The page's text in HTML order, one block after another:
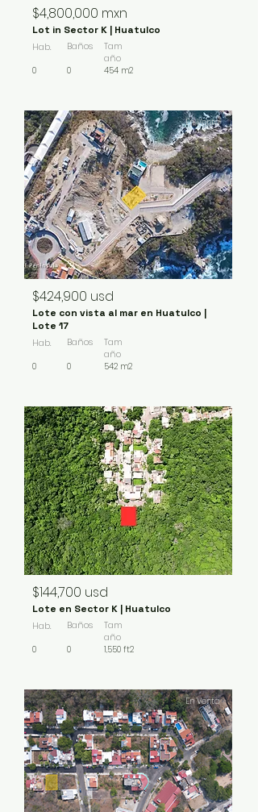
$4,800,000 mxn
Lot in Sector K | Huatulco
Hab.
0
Baños
0
Tam
año
454 m2
En Venta
$424,900 usd
Lote con vista al mar en Huatulco |
Lote 17
Hab.
0
Baños
0
Tam
año
542 m2
VENDIDO
$144,700 usd
Lote en Sector K | Huatulco
Hab.
0
Baños
0
Tam
año
1,550 ft2
En Venta